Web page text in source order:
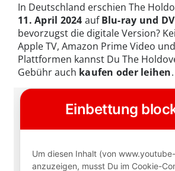
In Deutschland erschien The
11. April 2024 aufBlu-ray und
bevorzugst die digitale Version?
Apple TV, Amazon Prime Video
Plattformen kannst Du The
Gebühr auch kaufen oder leihen.